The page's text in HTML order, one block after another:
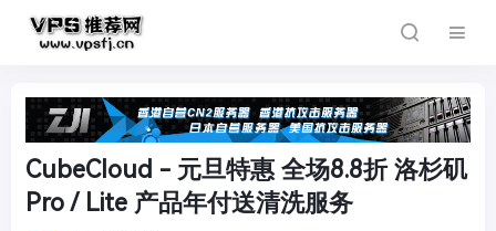
CubeCloud - 元旦特惠 全场8.8折 洛杉矶
Pro / Lite 产品年付送清洗服务